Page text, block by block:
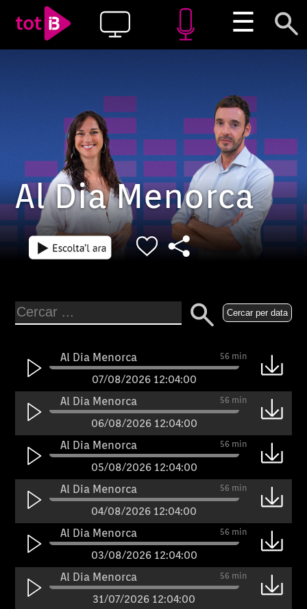
☰
Al Dia Menorca
Cercar per data
Al Dia Menorca 56 min
07/08/2026 12:04:00
Al Dia Menorca
56 min
06/08/2026 12:04:00
Al Dia Menorca
56 min
05/08/2026 12:04:00
Al Dia Menorca
56 min
04/08/2026 12:04:00
Al Dia Menorca
56 min
03/08/2026 12:04:00
Al Dia Menorca
56 min
31/07/2026 12:04:00